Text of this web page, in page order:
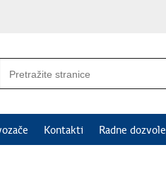
Kontakti Radne dozvole